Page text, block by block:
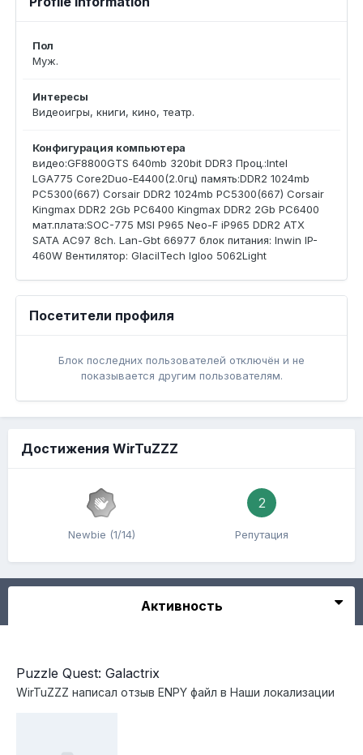
Пол
Муж.
Интересы
Видеоигры, книги, кино, театр.
Конфигурация компьютера
видео:GF8800GTS 640mb 320bit DDR3 Проц.:Intel
LGA775 Core2Duo-E4400(2.0гц) память:DDR2 1024mb
PC5300(667) Corsair DDR2 1024mb PC5300(667) Corsair
Kingmax DDR2 2Gb PC6400 Kingmax DDR2 2Gb PC6400
мат.плата:SOC-775 MSI P965 Neo-F iP965 DDR2 ATX
SATA AC97 8ch. Lan-Gbt 66977 блок питания: Inwin IP-
460W Вентилятор: GlacilTech Igloo 5062Light
Посетители профиля
Блок последних пользователей отключён и не
показывается другим пользователям.
Достижения WirTuZZZ
Newbie (1/14)
2
Репутация
Активность
Puzzle Quest: Galactrix
WirTuZZZ написал отзыв ENPY файл в Наши локализации